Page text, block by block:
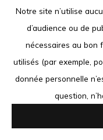
Notre site n’utilise
d’audience ou de
nécessaires au bon
utilisés (par exemple,
donnée personnelle
question,